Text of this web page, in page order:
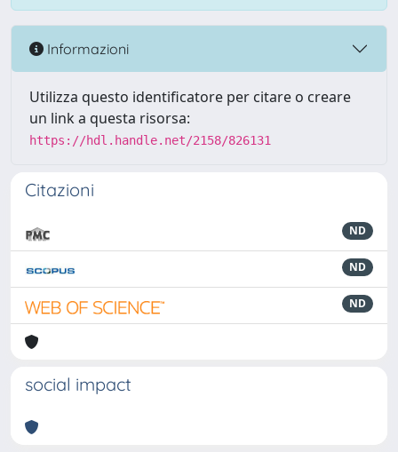
Informazioni
Utilizza questo identificatore per citare o creare
un link a questa risorsa:
https://hdl.handle.net/2158/826131
Citazioni
ND
ND
ND
social impact